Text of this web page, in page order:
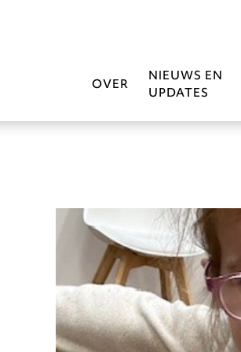
OVER
NIEUWS EN
UPDATES